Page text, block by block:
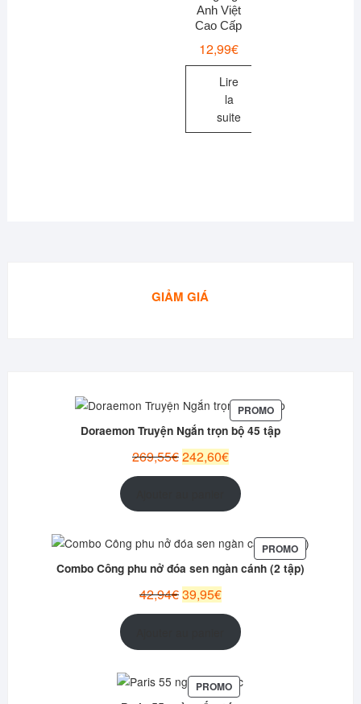
Anh Việt
Cao Cấp
12,99€
Lire
la
suite
GIẢM GIÁ
PROMOPRODUIT
EN
PROMOTION
Doraemon Truyện Ngắn trọn bộ 45 tập
269,55€ Le
prix
était :
242,60€Le
prix
actuel
est :
PROMOPRODUIT
EN
PROMOTION
Combo Công phu nở đóa sen ngàn cánh (2 tập)
42,94€ Le
prix
39,95€Le
prix
actuel
est :
PROMOPRODUIT
EN